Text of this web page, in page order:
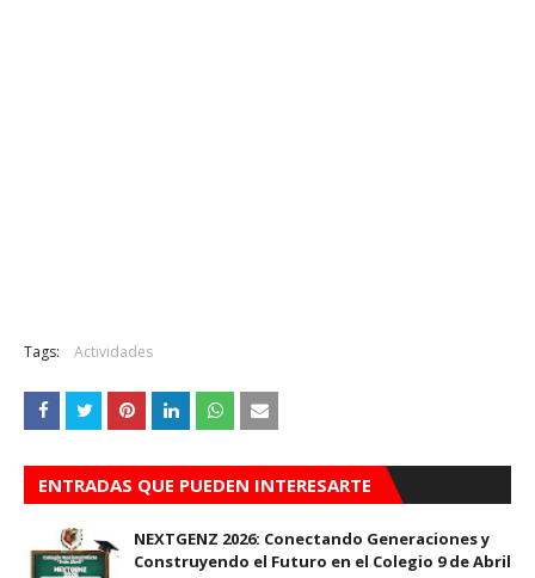
Tags: Actividades
ENTRADAS QUE PUEDEN INTERESARTE
NEXTGENZ 2026: Conectando Generaciones y
Construyendo el Futuro en el Colegio 9 de Abril